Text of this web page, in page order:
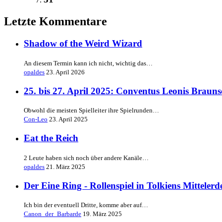
Letzte Kommentare
Shadow of the Weird Wizard
An diesem Termin kann ich nicht, wichtig das…
opaldes 23. April 2026
25. bis 27. April 2025: Conventus Leonis
Obwohl die meisten Spielleiter ihre Spielrunden…
Con-Leo 23. April 2025
Eat the Reich
2 Leute haben sich noch über andere Kanäle…
opaldes 21. März 2025
Der Eine Ring - Rollenspiel in Tolkiens
Ich bin der eventuell Dritte, komme aber auf…
Canon_der_Barbarde 19. März 2025